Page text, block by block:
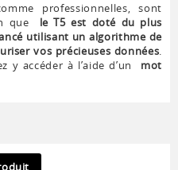
professionnelles, sont
que le T5 est doté du plus
utilisant un algorithme de
vos précieuses données.
y accéder à l’aide d’un mot